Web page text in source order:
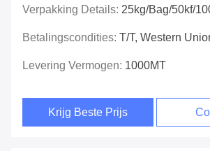
Verpakking Details: 25kg/bag/50kf/
Betalingscondities: T/T, Western
Levering Vermogen: 1000MT
Krijg Beste Prijs